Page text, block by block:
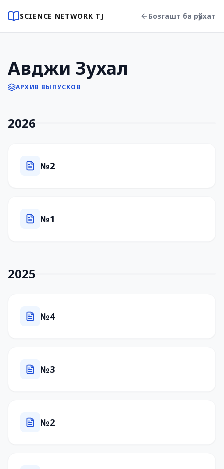
SCIENCE NETWORK TJ Бозгашт ба рӯйхат
Авджи Зухал
АРХИВ ВЫПУСКОВ
2026
№2
№1
2025
№4
№3
№2